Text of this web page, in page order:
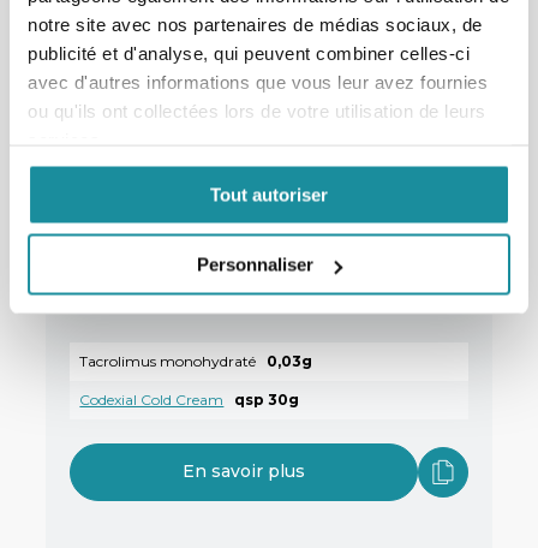
notre site avec nos partenaires de médias sociaux, de
publicité et d'analyse, qui peuvent combiner celles-ci
avec d'autres informations que vous leur avez fournies
ou qu'ils ont collectées lors de votre utilisation de leurs
Tout autoriser
Personnaliser
Codexial Obase qsp 30g
En savoir plus
Préparation immunosuppressive à
0,1% de tacrolimus avec Cold Cream
Tacrolimus monohydraté 0,03g
Codexial Cold Cream qsp 30g
En savoir plus